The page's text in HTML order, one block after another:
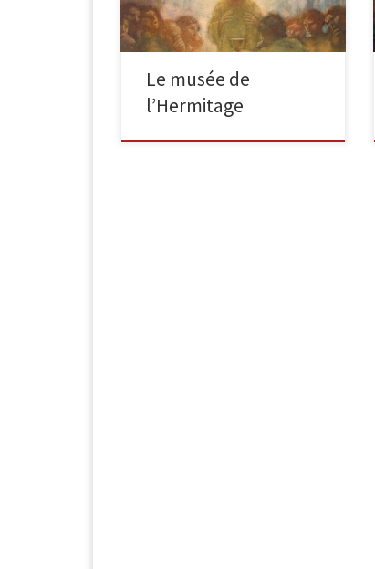
Musée d’État du […]
Le musée de
l’Hermitage